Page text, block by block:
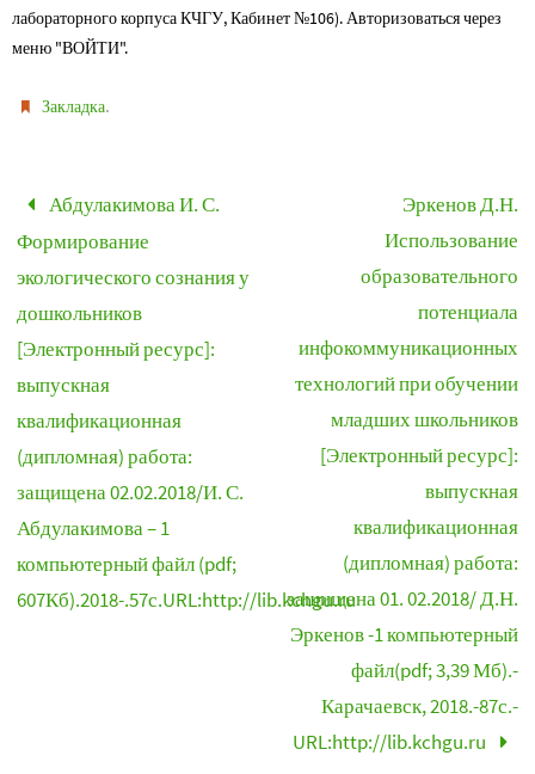
лабораторного корпуса КЧГУ, Кабинет №106). Авторизоваться через
меню "ВОЙТИ".
Закладка.
Абдулакимова И. С.
Формирование
экологического сознания у
дошкольников
[Электронный ресурс]:
выпускная
квалификационная
(дипломная) работа:
защищена 02.02.2018/И. С.
Абдулакимова – 1
компьютерный файл (pdf;
607Кб).2018-.57с.URL:http://lib.kchgu.ru
Эркенов Д.Н.
Использование
образовательного
потенциала
инфокоммуникационных
технологий при обучении
младших школьников
[Электронный ресурс]:
выпускная
квалификационная
(дипломная) работа:
защищена 01. 02.2018/ Д.Н.
Эркенов -1 компьютерный
файл(pdf; 3,39 Мб).-
Карачаевск, 2018.-87с.-
URL:http://lib.kchgu.ru